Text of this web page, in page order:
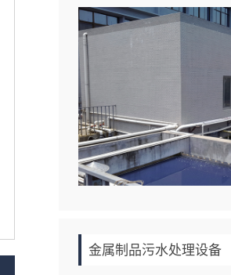
金属制品污水处理设备